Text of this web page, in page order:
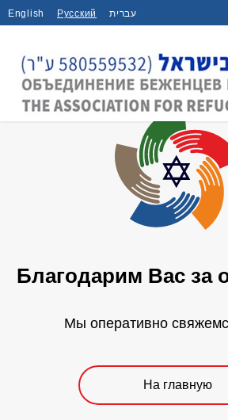
English Русский עברית
Благодарим Вас за
Мы оперативно
На главную